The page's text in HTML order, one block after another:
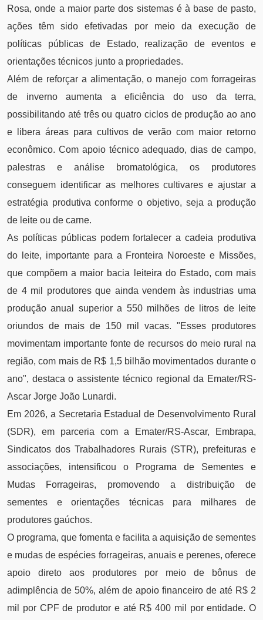
Rosa, onde a maior parte dos sistemas é à base de pasto,
ações têm sido efetivadas por meio da execução de
políticas públicas de Estado, realização de eventos e
orientações técnicos junto a propriedades.
Além de reforçar a alimentação, o manejo com forrageiras
de inverno aumenta a eficiência do uso da terra,
possibilitando até três ou quatro ciclos de produção ao ano
e libera áreas para cultivos de verão com maior retorno
econômico. Com apoio técnico adequado, dias de campo,
palestras e análise bromatológica, os produtores
conseguem identificar as melhores cultivares e ajustar a
estratégia produtiva conforme o objetivo, seja a produção
de leite ou de carne.
As políticas públicas podem fortalecer a cadeia produtiva
do leite, importante para a Fronteira Noroeste e Missões,
que compõem a maior bacia leiteira do Estado, com mais
de 4 mil produtores que ainda vendem às industrias uma
produção anual superior a 550 milhões de litros de leite
oriundos de mais de 150 mil vacas. "Esses produtores
movimentam importante fonte de recursos do meio rural na
região, com mais de R$ 1,5 bilhão movimentados durante o
ano", destaca o assistente técnico regional da Emater/RS-
Ascar Jorge João Lunardi.
Em 2026, a Secretaria Estadual de Desenvolvimento Rural
(SDR), em parceria com a Emater/RS-Ascar, Embrapa,
Sindicatos dos Trabalhadores Rurais (STR), prefeituras e
associações, intensificou o Programa de Sementes e
Mudas Forrageiras, promovendo a distribuição de
sementes e orientações técnicas para milhares de
produtores gaúchos.
O programa, que fomenta e facilita a aquisição de sementes
e mudas de espécies forrageiras, anuais e perenes, oferece
apoio direto aos produtores por meio de bônus de
adimplência de 50%, além de apoio financeiro de até R$ 2
mil por CPF de produtor e até R$ 400 mil por entidade. O